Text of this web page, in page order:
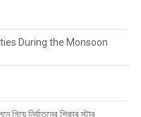
During the Monsoon
গিয়ে নির্যাতনের শিকার স্টার